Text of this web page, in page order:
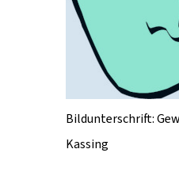
Bildunterschrift:
Kassing